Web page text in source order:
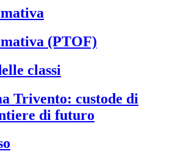
(PTOF)
classi
Trivento: custode di
di futuro